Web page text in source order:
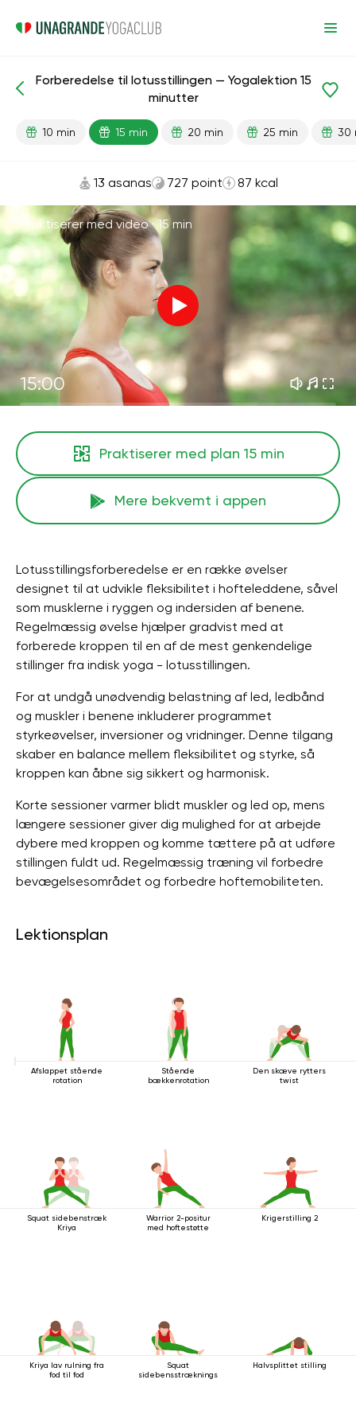
Færdiglavede lektioner Fleksibilitet
Forberedelse til lotusstillingen — Yogalektion 15
minutter
10 min 15 min 20 min 25 min 30
13 asanas 727 point 87 kcal
Praktiserer med video ·15 min
15:00
Praktiserer med plan 15 min
Mere bekvemt i appen
Lotusstillingsforberedelse er en række øvelser
designet til at udvikle fleksibilitet i hofteleddene, såvel
som musklerne i ryggen og indersiden af ​​benene.
Regelmæssig øvelse hjælper gradvist med at
forberede kroppen til en af ​​de mest genkendelige
stillinger fra indisk yoga - lotusstillingen.
For at undgå unødvendig belastning af led, ledbånd
og muskler i benene inkluderer programmet
styrkeøvelser, inversioner og vridninger. Denne tilgang
skaber en balance mellem fleksibilitet og styrke, så
kroppen kan åbne sig sikkert og harmonisk.
Korte sessioner varmer blidt muskler og led op, mens
længere sessioner giver dig mulighed for at arbejde
dybere med kroppen og komme tættere på at udføre
stillingen fuldt ud. Regelmæssig træning vil forbedre
bevægelsesområdet og forbedre hoftemobiliteten.
Lektionsplan
Afslappet stående
rotation
Stående
bækkenrotation
Den skæve rytters
twist
Squat sidebenstræk
Kriya
Warrior 2-positur
med hoftestøtte
Krigerstilling 2
Kriya lav rulning fra
fod til fod
Squat
sidebensstrækningsstilling
Halvsplittet stilling